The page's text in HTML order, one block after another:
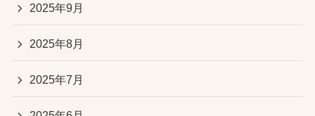
2025年9月
2025年8月
2025年7月